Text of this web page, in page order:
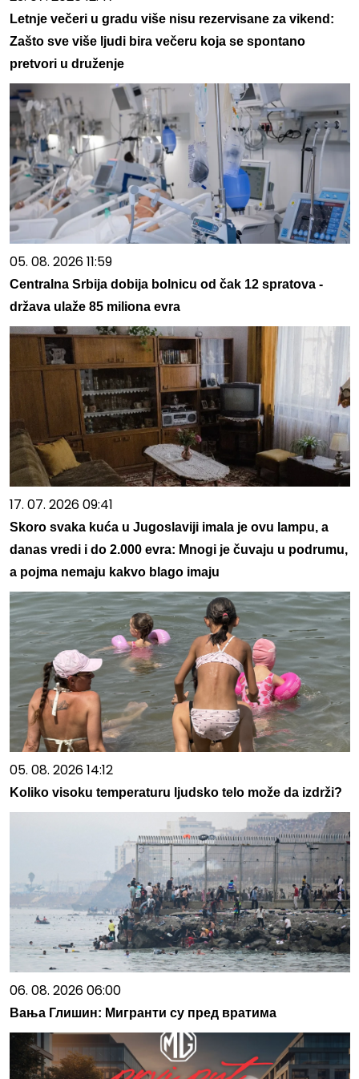
Letnje večeri u gradu više nisu rezervisane za vikend:
Zašto sve više ljudi bira večeru koja se spontano
pretvori u druženje
05. 08. 2026 11:59
Centralna Srbija dobija bolnicu od čak 12 spratova -
država ulaže 85 miliona evra
17. 07. 2026 09:41
Skoro svaka kuća u Jugoslaviji imala je ovu lampu, a
danas vredi i do 2.000 evra: Mnogi je čuvaju u podrumu,
a pojma nemaju kakvo blago imaju
05. 08. 2026 14:12
Koliko visoku temperaturu ljudsko telo može da izdrži?
06. 08. 2026 06:00
Вања Глишин: Mигранти су пред вратима